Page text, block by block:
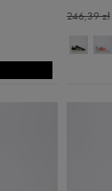
246,39 zł